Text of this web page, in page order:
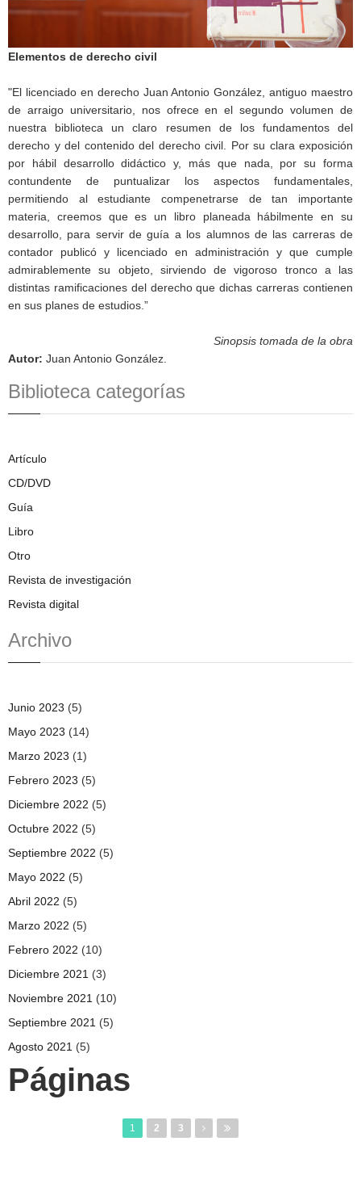
Elementos de derecho civil
"El licenciado en derecho Juan Antonio González, antiguo maestro
de arraigo universitario, nos ofrece en el segundo volumen de
nuestra biblioteca un claro resumen de los fundamentos del
derecho y del contenido del derecho civil. Por su clara exposición
por hábil desarrollo didáctico y, más que nada, por su forma
contundente de puntualizar los aspectos fundamentales,
permitiendo al estudiante compenetrarse de tan importante
materia, creemos que es un libro planeada hábilmente en su
desarrollo, para servir de guía a los alumnos de las carreras de
contador publicó y licenciado en administración y que cumple
admirablemente su objeto, sirviendo de vigoroso tronco a las
distintas ramificaciones del derecho que dichas carreras contienen
en sus planes de estudios.”
Sinopsis tomada de la obra
Autor: Juan Antonio González.
Biblioteca categorías
Artículo
CD/DVD
Guía
Libro
Otro
Revista de investigación
Revista digital
Archivo
Junio 2023 (5)
Mayo 2023 (14)
Marzo 2023 (1)
Febrero 2023 (5)
Diciembre 2022 (5)
Octubre 2022 (5)
Septiembre 2022 (5)
Mayo 2022 (5)
Abril 2022 (5)
Marzo 2022 (5)
Febrero 2022 (10)
Diciembre 2021 (3)
Noviembre 2021 (10)
Septiembre 2021 (5)
Agosto 2021 (5)
Páginas
1 2 3